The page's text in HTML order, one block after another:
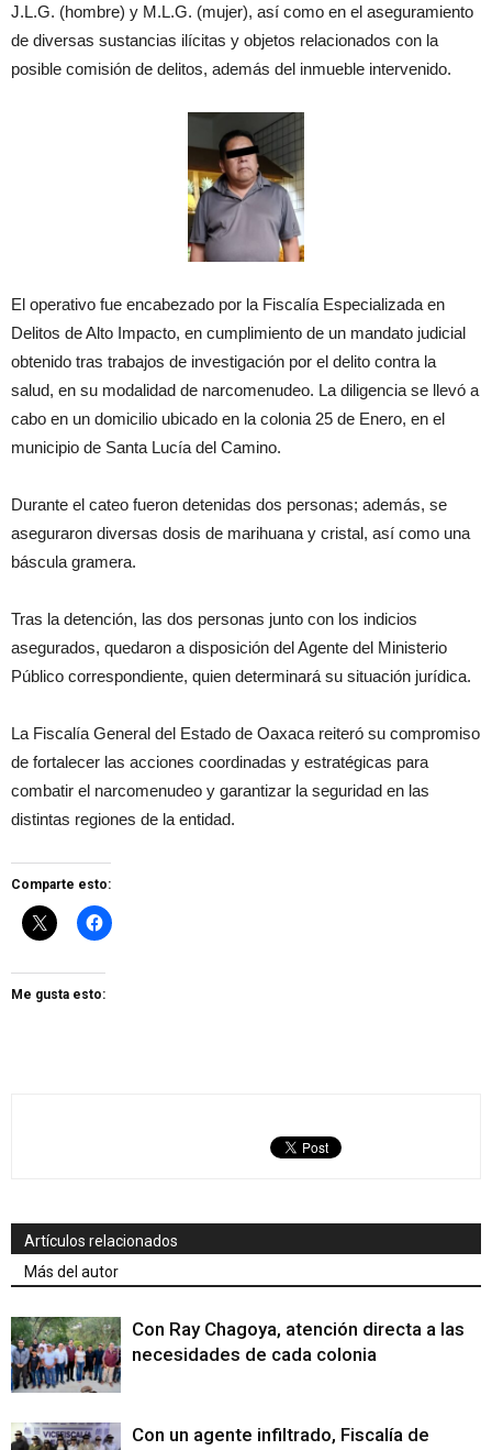
J.L.G. (hombre) y M.L.G. (mujer), así como en el aseguramiento
de diversas sustancias ilícitas y objetos relacionados con la
posible comisión de delitos, además del inmueble intervenido.
El operativo fue encabezado por la Fiscalía Especializada en
Delitos de Alto Impacto, en cumplimiento de un mandato judicial
obtenido tras trabajos de investigación por el delito contra la
salud, en su modalidad de narcomenudeo. La diligencia se llevó a
cabo en un domicilio ubicado en la colonia 25 de Enero, en el
municipio de Santa Lucía del Camino.
Durante el cateo fueron detenidas dos personas; además, se
aseguraron diversas dosis de marihuana y cristal, así como una
báscula gramera.
Tras la detención, las dos personas junto con los indicios
asegurados, quedaron a disposición del Agente del Ministerio
Público correspondiente, quien determinará su situación jurídica.
La Fiscalía General del Estado de Oaxaca reiteró su compromiso
de fortalecer las acciones coordinadas y estratégicas para
combatir el narcomenudeo y garantizar la seguridad en las
distintas regiones de la entidad.
Comparte esto:
Me gusta esto:
Artículos relacionados
Más del autor
Con Ray Chagoya, atención directa a las
necesidades de cada colonia
Con un agente infiltrado, Fiscalía de